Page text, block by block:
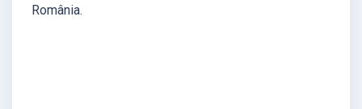
România.